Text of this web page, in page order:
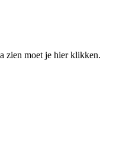
zien moet je hier klikken.